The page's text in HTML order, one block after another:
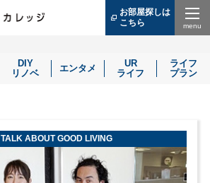
お部屋探しは
こちら
（別
ウ
ド
ウ
す）
DIY
リノベ
エンタメ
UR
ライフ
ライフ
プラン
TALK ABOUT GOOD LIVING